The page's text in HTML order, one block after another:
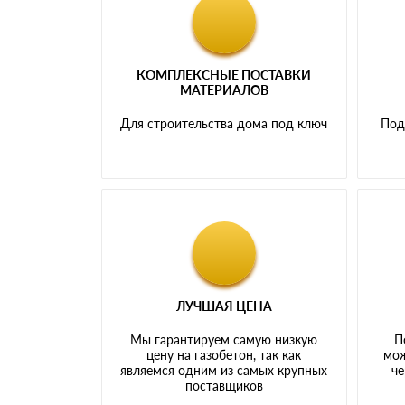
КОМПЛЕКСНЫЕ ПОСТАВКИ
МАТЕРИАЛОВ
Для строительства дома под ключ
ЛУЧШАЯ ЦЕНА
Мы гарантируем самую низкую
цену на газобетон, так как
являемся одним из самых крупных
поставщиков